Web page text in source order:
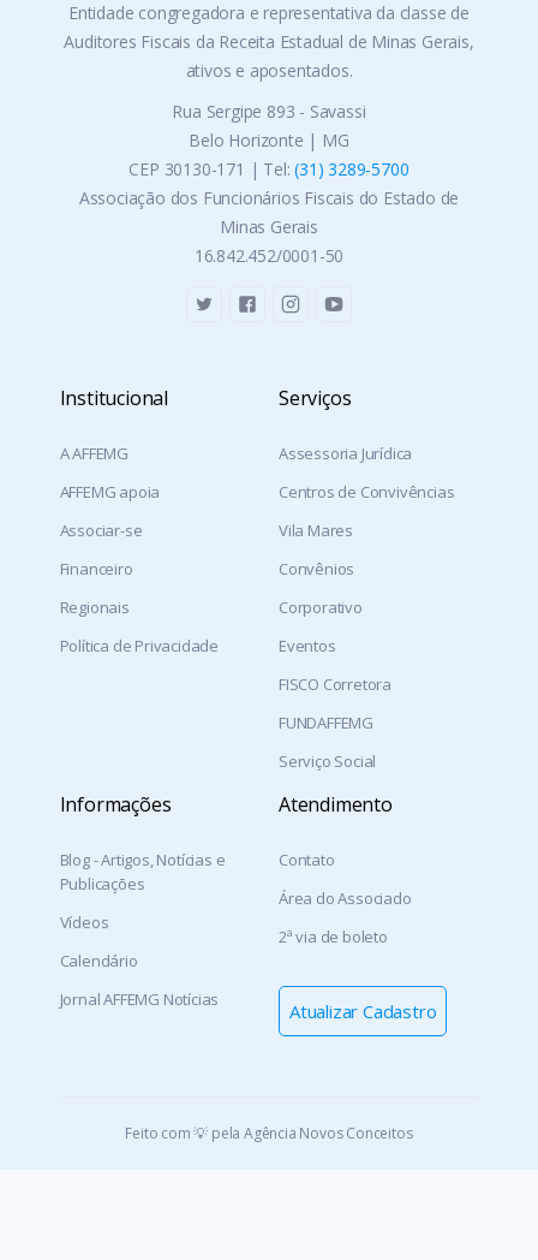
Entidade congregadora e representativa da classe de
Auditores Fiscais da Receita Estadual de Minas Gerais,
ativos e aposentados.
Rua Sergipe 893 - Savassi
Belo Horizonte | MG
CEP 30130-171 | Tel:(31) 3289-5700
Associação dos Funcionários Fiscais do Estado de
Minas Gerais
16.842.452/0001-50
Institucional
A AFFEMG
AFFEMG apoia
Associar-se
Financeiro
Regionais
Política de Privacidade
Serviços
Assessoria Jurídica
Centros de Convivências
Vila Mares
Convênios
Corporativo
Eventos
FISCO Corretora
FUNDAFFEMG
Serviço Social
Informações
Blog - Artigos, Notícias e
Publicações
Vídeos
Calendário
Jornal AFFEMG Notícias
Atendimento
Contato
Área do Associado
2ª via de boleto
Atualizar Cadastro
Feito com 💡 pela Agência Novos Conceitos